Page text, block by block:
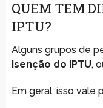
QUEM TEM
IPTU?
Alguns grupos de
isenção do IPTU,
Em geral, isso vale